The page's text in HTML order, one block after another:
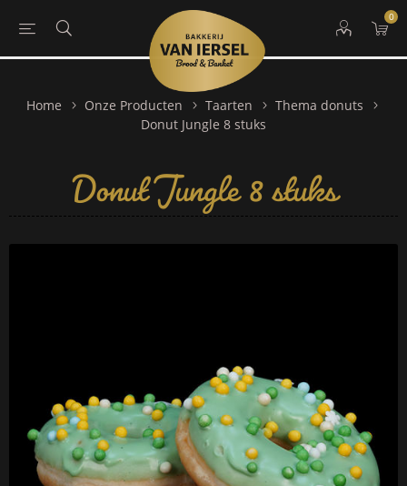
0
Home Onze Producten Taarten
Thema donuts
Donut Jungle 8 stuks
Donut Jungle 8 stuks